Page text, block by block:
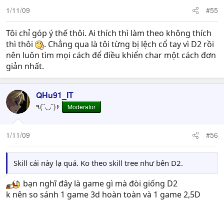
1/11/09 #55
Tôi chỉ góp ý thế thôi. Ai thích thì làm theo không thích
thì thôi
. Chẳng qua là tôi từng bị lệch cổ tay vì D2 rồi
nên luôn tìm mọi cách để điều khiển char một cách đơn
giản nhất.
QHu91_IT
٩(˘◡˘)۶ Moderator
1/11/09 #56
Skill cái này lạ quá. Ko theo skill tree như bên D2.
bạn nghĩ đây là game gì mà đòi giống D2
k nên so sánh 1 game 3d hoàn toàn và 1 game 2,5D